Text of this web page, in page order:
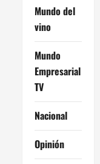
Mundo del
vino
Mundo
Empresarial
TV
Nacional
Opinión